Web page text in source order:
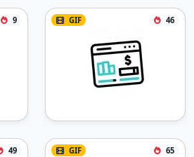
9 GIF 46
49 GIF 65